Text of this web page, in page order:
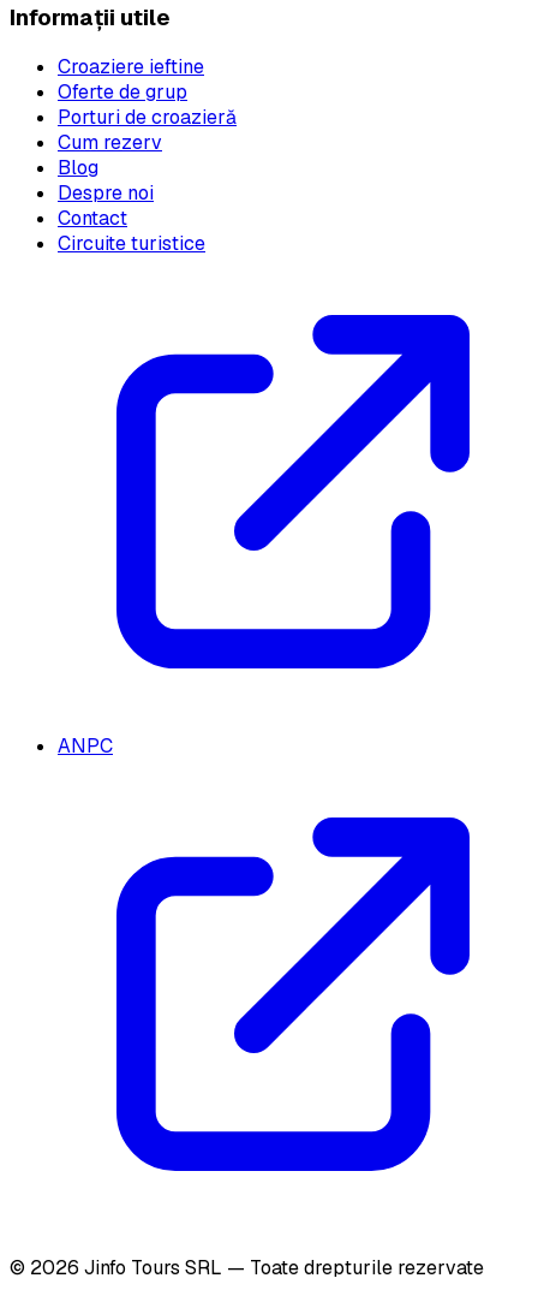
Informații utile
Croaziere ieftine
Oferte de grup
Porturi de croazieră
Cum rezerv
Blog
Despre noi
Contact
Circuite turistice
ANPC
© 2026 Jinfo Tours SRL — Toate drepturile rezervate